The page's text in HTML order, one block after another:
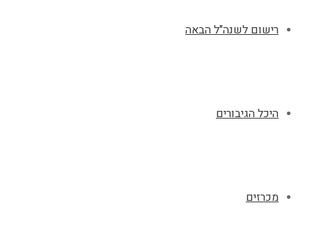
רישום לשנה"ל הבאה
היכל הגיבורים
מכרזים